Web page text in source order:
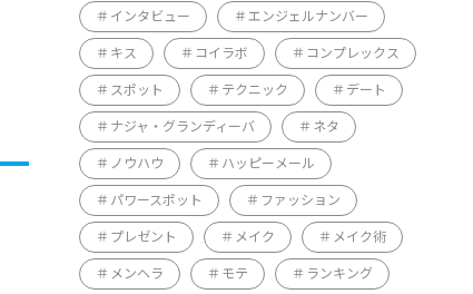
インタビュー エンジェルナンバー
キス コイラボ コンプレックス
スポット テクニック デート
ナジャ・グランディーバ ネタ
ノウハウ ハッピーメール
パワースポット ファッション
プレゼント メイク メイク術
メンヘラ モテ ランキング